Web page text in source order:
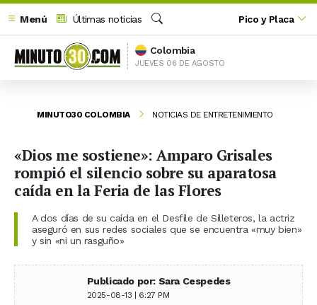
Menú
Últimas noticias
Buscar
Pico y Placa
Colombia
JUEVES 06 DE AGOSTO
MINUTO30 COLOMBIA NOTICIAS DE ENTRETENIMIENTO
«Dios me sostiene»: Amparo Grisales
rompió el silencio sobre su aparatosa
caída en la Feria de las Flores
A dos días de su caída en el Desfile de Silleteros, la actriz
aseguró en sus redes sociales que se encuentra «muy bien»
y sin «ni un rasguño»
Publicado por: Sara Cespedes
2025-08-13 | 6:27 PM